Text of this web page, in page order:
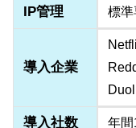
IP管理 標準
導入企業
導入社数 年間